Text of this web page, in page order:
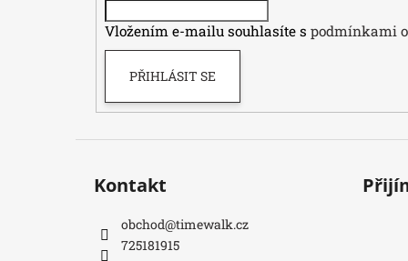
Vložením e-mailu souhlasíte s podmínkami
PŘIHLÁSIT SE
Kontakt
obchod@timewalk.cz
725181915